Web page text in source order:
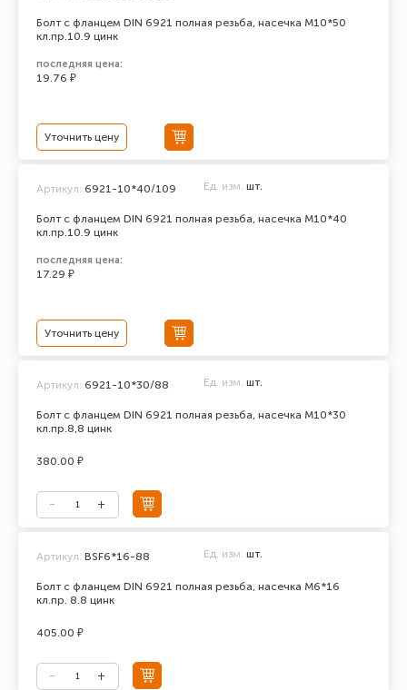
Болт с фланцем DIN 6921 полная резьба, насечка М10*50
кл.пр.10.9 цинк
последняя цена:
19.76 ₽
Уточнить цену
Болт с фланцем DIN 6921 полная резьба, насечка М10*40
кл.пр.10.9 цинк
Артикул: 6921-10*40/109 Ед. изм. шт.
последняя цена:
17.29 ₽
Уточнить цену
Болт с фланцем DIN 6921 полная резьба, насечка М10*30
кл.пр.8,8 цинк
Артикул: 6921-10*30/88 Ед. изм. шт.
380.00 ₽
Болт с фланцем DIN 6921 полная резьба, насечка М6*16
кл.пр. 8.8 цинк
Артикул: BSF6*16-88 Ед. изм. шт.
405.00 ₽